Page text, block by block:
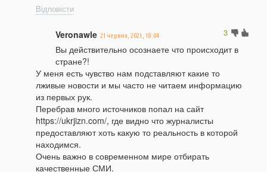
Відповісти
3
Veronawle 21 червня, 2021, 18:04
Вы действительно осознаете что происходит в
стране?!
У меня есть чувство нам подставляют какие то
лживые новости и мы часто не читаем информацию
из первых рук.
Перебрав много источников попал на сайт
https://ukrjizn.com/, где видно что журналисты
предоставляют хоть какую то реальность в которой
находимся.
Очень важно в современном мире отбирать
качественные СМИ.